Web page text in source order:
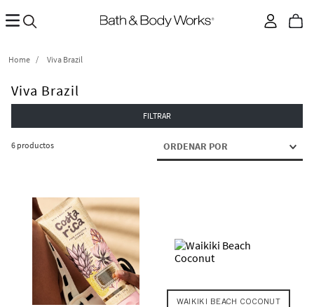
Viva Brazil
Viva Brazil
FILTRAR
6 productos ORDENAR POR
WAIKIKI BEACH COCONUT